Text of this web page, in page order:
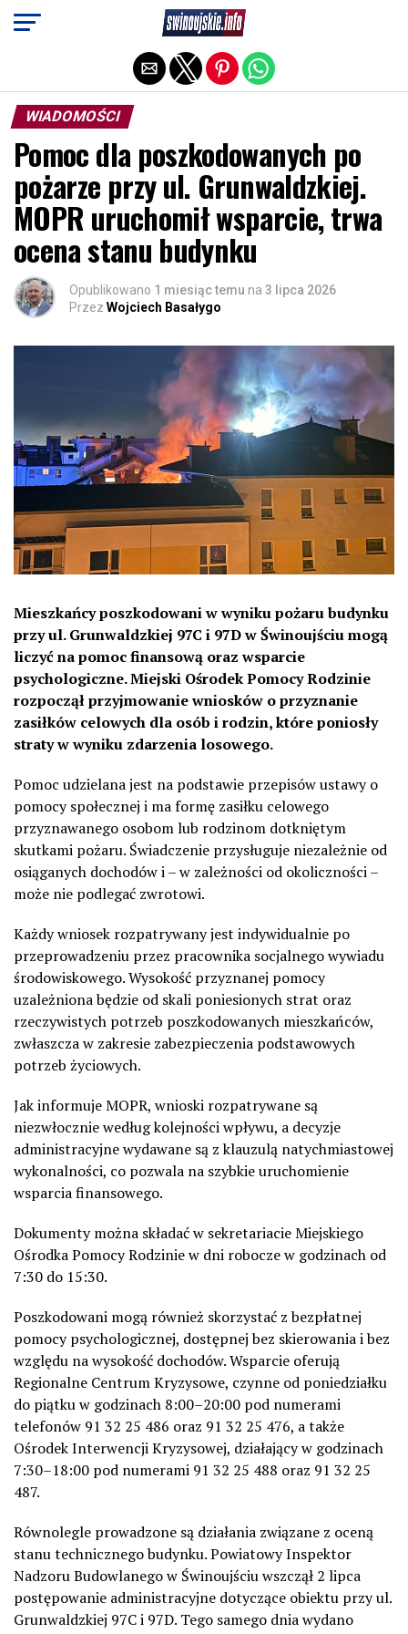
WIADOMOŚCI
Pomoc dla poszkodowanych po
pożarze przy ul. Grunwaldzkiej.
MOPR uruchomił wsparcie, trwa
ocena stanu budynku
Opublikowano 1 miesiąc temu na 3 lipca 2026
Przez Wojciech Basałygo
Mieszkańcy poszkodowani w wyniku pożaru budynku
przy ul. Grunwaldzkiej 97C i 97D w Świnoujściu mogą
liczyć na pomoc finansową oraz wsparcie
psychologiczne. Miejski Ośrodek Pomocy Rodzinie
rozpoczął przyjmowanie wniosków o przyznanie
zasiłków celowych dla osób i rodzin, które poniosły
straty w wyniku zdarzenia losowego.
Pomoc udzielana jest na podstawie przepisów ustawy o
pomocy społecznej i ma formę zasiłku celowego
przyznawanego osobom lub rodzinom dotkniętym
skutkami pożaru. Świadczenie przysługuje niezależnie od
osiąganych dochodów i – w zależności od okoliczności –
może nie podlegać zwrotowi.
Każdy wniosek rozpatrywany jest indywidualnie po
przeprowadzeniu przez pracownika socjalnego wywiadu
środowiskowego. Wysokość przyznanej pomocy
uzależniona będzie od skali poniesionych strat oraz
rzeczywistych potrzeb poszkodowanych mieszkańców,
zwłaszcza w zakresie zabezpieczenia podstawowych
potrzeb życiowych.
Jak informuje MOPR, wnioski rozpatrywane są
niezwłocznie według kolejności wpływu, a decyzje
administracyjne wydawane są z klauzulą natychmiastowej
wykonalności, co pozwala na szybkie uruchomienie
wsparcia finansowego.
Dokumenty można składać w sekretariacie Miejskiego
Ośrodka Pomocy Rodzinie w dni robocze w godzinach od
7:30 do 15:30.
Poszkodowani mogą również skorzystać z bezpłatnej
pomocy psychologicznej, dostępnej bez skierowania i bez
względu na wysokość dochodów. Wsparcie oferują
Regionalne Centrum Kryzysowe, czynne od poniedziałku
do piątku w godzinach 8:00–20:00 pod numerami
telefonów 91 32 25 486 oraz 91 32 25 476, a także
Ośrodek Interwencji Kryzysowej, działający w godzinach
7:30–18:00 pod numerami 91 32 25 488 oraz 91 32 25
487.
Równolegle prowadzone są działania związane z oceną
stanu technicznego budynku. Powiatowy Inspektor
Nadzoru Budowlanego w Świnoujściu wszczął 2 lipca
postępowanie administracyjne dotyczące obiektu przy ul.
Grunwaldzkiej 97C i 97D. Tego samego dnia wydano
Exit mobile version